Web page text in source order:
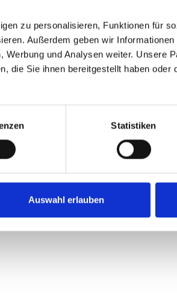
zu personalisieren, Funktionen für
Außerdem geben wir
und Analysen weiter. Unsere
die Sie ihnen bereitgestellt haben oder
Statistiken
Auswahl erlauben
Die Seite, die du suchst,
hat es vielleicht nie gegeben.
Klicke auf die Schaltfläche
zurück.
STARTSEITE